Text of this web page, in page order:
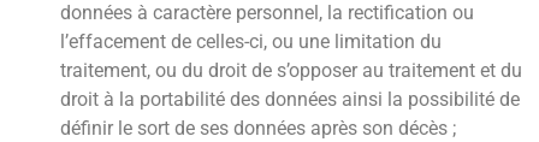
données à caractère personnel, la rectification ou
l’effacement de celles-ci, ou une limitation du
traitement, ou du droit de s’opposer au traitement et du
droit à la portabilité des données ainsi la possibilité de
définir le sort de ses données après son décès ;